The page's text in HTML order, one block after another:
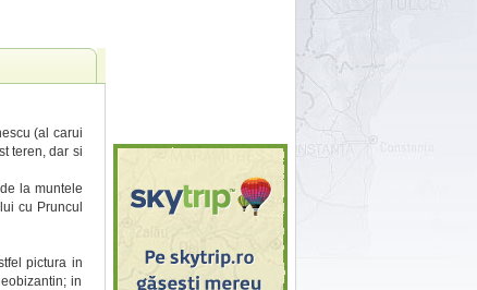
(al carui
teren, dar si
la muntele
cu Pruncul
pictura in
in